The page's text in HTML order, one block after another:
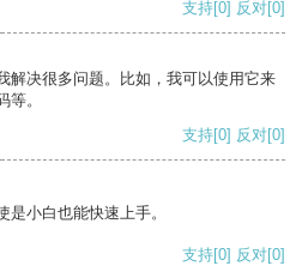
支持[0] 反对[0]
解决很多问题。比如，我可以使用它来
。
支持[0] 反对[0]
小白也能快速上手。
支持[0] 反对[0]